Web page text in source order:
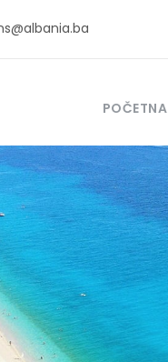
POČETNA